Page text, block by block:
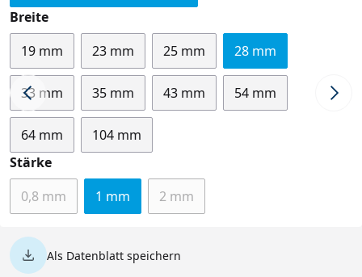
Breiteauswählen
19 mm
23 mm 25 mm 28 mm
33 mm 35 mm 43 mm 54 mm
64 mm
104 mm
Stärkeauswählen
0,8 mm(Diese Option ist zurzeit nicht verfügbar.)
1 mm 2 mm(Diese Option ist zurzeit nicht
Als Datenblatt speichern